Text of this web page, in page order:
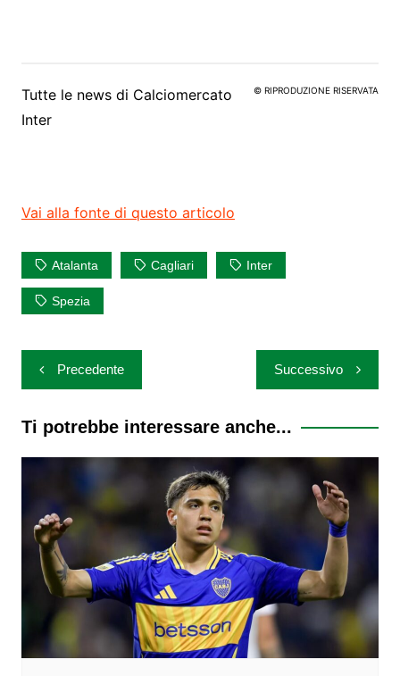
© RIPRODUZIONE RISERVATA
Tutte le news di Calciomercato
Inter
Vai alla fonte di questo articolo
Atalanta Cagliari Inter
Spezia
Navigazione
articoli
Precedente Successivo
Ti potrebbe interessare anche...